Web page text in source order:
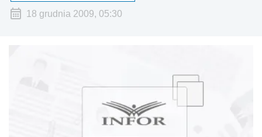
18 grudnia 2009, 05:30